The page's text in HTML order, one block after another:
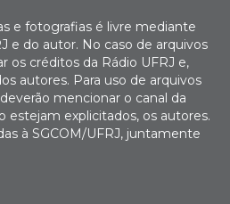
e fotografias é livre mediante
e do autor. No caso de arquivos
os créditos da Rádio UFRJ e,
autores. Para uso de arquivos
mencionar o canal da
estejam explicitados, os autores.
à SGCOM/UFRJ, juntamente